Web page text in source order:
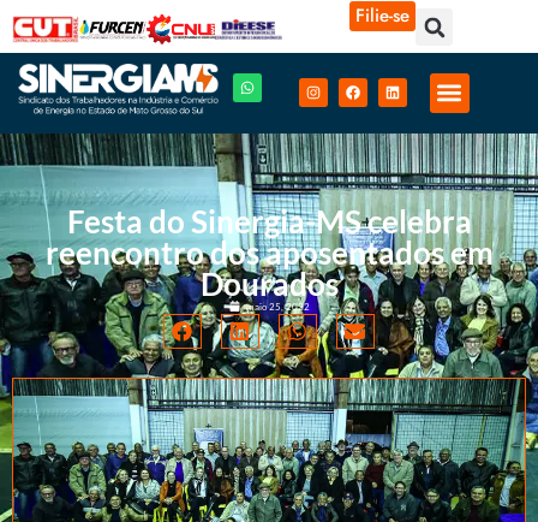
Filie-se
Festa do Sinergia-MS celebra
reencontro dos aposentados em
Dourados
maio 25, 2022